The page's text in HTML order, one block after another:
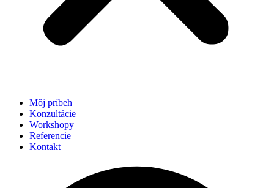
Môj príbeh
Konzultácie
Workshopy
Referencie
Kontakt